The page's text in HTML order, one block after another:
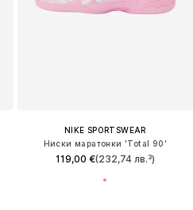
NIKE SPORTSWEAR
Ниски маратонки 'Total 90'
119,00 €(232,74 лв.³)